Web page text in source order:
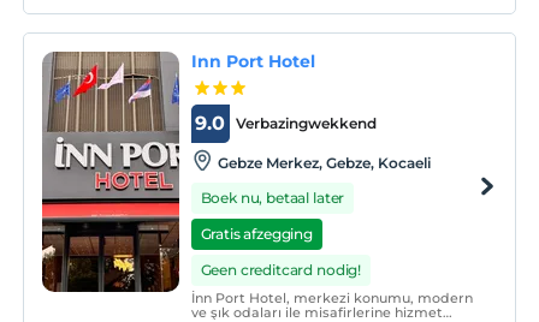
Inn Port Hotel
Verbazingwekkend
9.0
Gebze Merkez, Gebze, Kocaeli
Boek nu, betaal later
Gratis afzegging
Geen creditcard nodig!
İnn Port Hotel, merkezi konumu, modern
ve şık odaları ile misafirlerine hizmet